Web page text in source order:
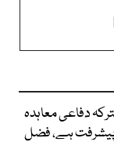
دفاعی معاہدہ
پیشرفت ہے، فضل